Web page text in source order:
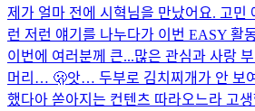
제가 얼마 전에 시혁님을 만났어요. 고민
런 저런 얘기를 나누다가 이번 EASY 활
이번에 여러분께 큰...많은 관심과 사랑
머리… 🫢앗… 두부로 김치찌개가 안 보
했다아 쏟아지는 컨텐츠 따라오느라 고